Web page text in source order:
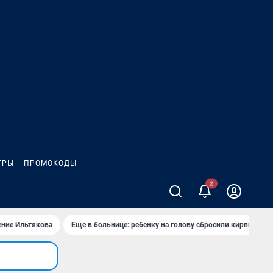
ПРОМОКОДЫ
2
Ильтякова Еще в больнице: ребенку на голову сбросили кирпич